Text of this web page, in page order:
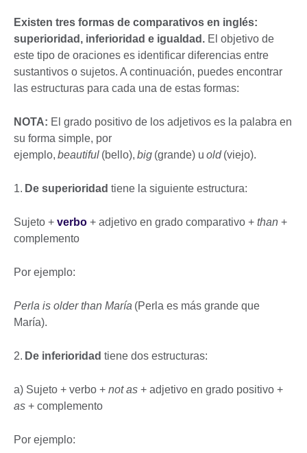
Existen tres formas de comparativos en inglés:
superioridad, inferioridad e igualdad. El objetivo de
este tipo de oraciones es identificar diferencias entre
sustantivos o sujetos. A continuación, puedes encontrar
las estructuras para cada una de estas formas:
NOTA: El grado positivo de los adjetivos es la palabra en
su forma simple, por
ejemplo, beautiful (bello), big (grande) u old(viejo).
1. De superioridad tiene la siguiente estructura:
Sujeto + verbo + adjetivo en grado comparativo + than +
complemento
Por ejemplo:
Perla is older than María (Perla es más grande que
María).
2. De inferioridad tiene dos estructuras:
a) Sujeto + verbo + not as + adjetivo en grado positivo +
as + complemento
Por ejemplo: